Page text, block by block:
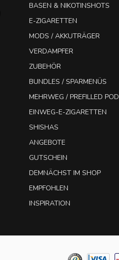
BASEN & NIKOTINSHOTS
E-ZIGARETTEN
MODS / AKKUTRÄGER
VERDAMPFER
ZUBEHÖR
BUNDLES / SPARMENÜS
MEHRWEG / PREFILLED POD
EINWEG-E-ZIGARETTEN
SHISHAS
ANGEBOTE
GUTSCHEIN
DEMNÄCHST IM SHOP
EMPFOHLEN
INSPIRATION